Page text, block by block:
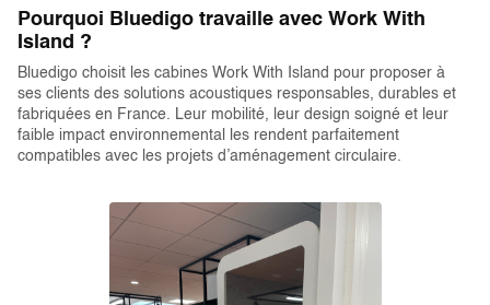
Pourquoi Bluedigo travaille avec Work With
Island ?
Bluedigo choisit les cabines Work With Island pour proposer à
ses clients des solutions acoustiques responsables, durables et
fabriquées en France. Leur mobilité, leur design soigné et leur
faible impact environnemental les rendent parfaitement
compatibles avec les projets d’aménagement circulaire.